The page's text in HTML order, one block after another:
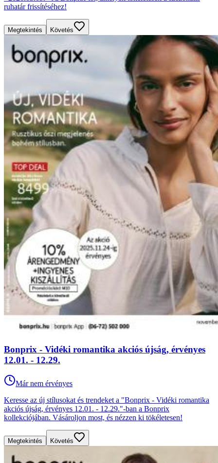
ruhatár frissítéséhez!
Megtekintés Követés
Bonprix - Vidéki romantika akciós újság, érvényes
12.01. - 12.29.
Már nem érvényes
Keresse az új stílusokat és trendeket a "Bonprix - Vidéki romantika
akciós újság, érvényes 12.01. - 12.29."-ban a Bonprix
kollekciójában. Vásároljon most, és nézzen ki tökéletesen!
Megtekintés Követés